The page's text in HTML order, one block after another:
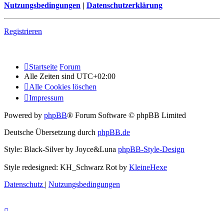
Nutzungsbedingungen | Datenschutzerklärung
Registrieren
Startseite Forum
Alle Zeiten sind UTC+02:00
Alle Cookies löschen
Impressum
Powered by phpBB® Forum Software © phpBB Limited
Deutsche Übersetzung durch phpBB.de
Style: Black-Silver by Joyce&Luna phpBB-Style-Design
Style redesigned: KH_Schwarz Rot by KleineHexe
Datenschutz | Nutzungsbedingungen